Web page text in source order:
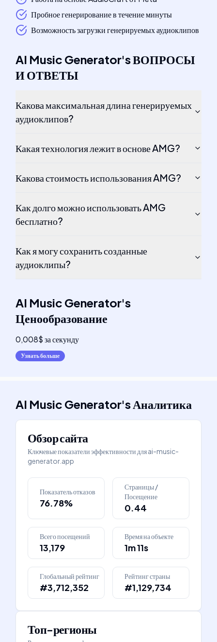
Пробное генерирование в течение минуты
Возможность загрузки генерируемых аудиоклипов
AI Music Generator'sВОПРОСЫ
И ОТВЕТЫ
Какова максимальная длина генерируемых
аудиоклипов?
Какая технология лежит в основе AMG?
Какова стоимость использования AMG?
Как долго можно использовать AMG
бесплатно?
Как я могу сохранить созданные
аудиоклипы?
AI Music Generator's
Ценообразование
0,008$ за секунду
Узнать больше
AI Music Generator'sАналитика
Обзор сайта
Ключевые показатели эффективности дляai-music-
generator.app
Показатель отказов
76.78%
Страницы /
Посещение
0.44
Всего посещений
13,179
Время на объекте
1m 11s
Глобальный рейтинг
#3,712,352
Рейтинг страны
#1,129,734
Топ-регионы